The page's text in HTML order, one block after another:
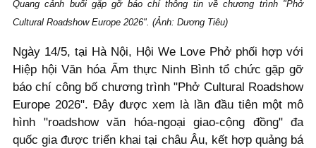
Quang cảnh buổi gặp gỡ báo chí thông tin về chương trình "Phở
Cultural Roadshow Europe 2026". (Ảnh: Dương Tiêu)
Ngày 14/5, tại Hà Nội, Hội We Love Phở phối hợp với
Hiệp hội Văn hóa Ẩm thực Ninh Bình tổ chức gặp gỡ
báo chí công bố chương trình "Phở Cultural Roadshow
Europe 2026". Đây được xem là lần đầu tiên một mô
hình "roadshow văn hóa-ngoại giao-cộng đồng" đa
quốc gia được triển khai tại châu Âu, kết hợp quảng bá